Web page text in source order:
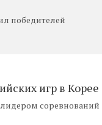
победителей
игр в Корее
лидером соревнований